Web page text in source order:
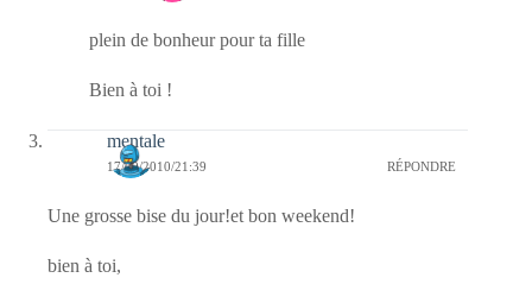
plein de bonheur pour ta fille
Bien à toi !
mentale
17/09/2010/21:39 RÉPONDRE
Une grosse bise du jour!et bon weekend!
bien à toi,